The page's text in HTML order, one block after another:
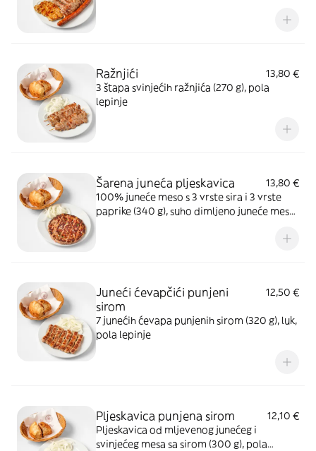
Ražnjići
13,80 €
3 štapa svinjećih ražnjića (270 g), pola
lepinje
Šarena juneća pljeskavica
13,80 €
100% juneće meso s 3 vrste sira i 3 vrste
paprike (340 g), suho dimljeno juneće meso,
Juneći ćevapčići punjeni
sirom
12,50 €
7 junećih ćevapa punjenih sirom (320 g), luk,
pola lepinje
Pljeskavica punjena sirom
12,10 €
Pljeskavica od mljevenog junećeg i
svinjećeg mesa sa sirom (300 g), pola